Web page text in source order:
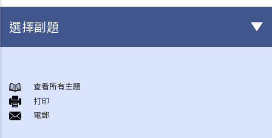
選擇副題
展開民事訴訟前應當考慮的事項
1. 我可以不提出訴訟而解決糾紛嗎？
2. 我是否有充分的法律理據去展開民事訴訟？對方又可否在同一案件中
查看所有主題
打印
電郵